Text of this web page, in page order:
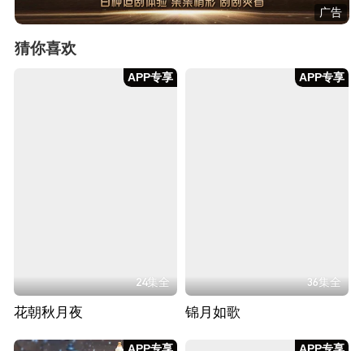
广告
猜你喜欢
APP专享
24集全
花朝秋月夜
APP专享
36集全
锦月如歌